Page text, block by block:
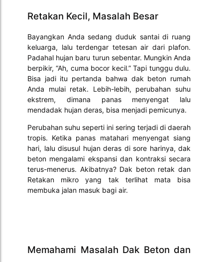
Retakan Kecil, Masalah Besar
Bayangkan Anda sedang duduk santai di ruang
keluarga, lalu terdengar tetesan air dari plafon.
Padahal hujan baru turun sebentar. Mungkin Anda
berpikir, “Ah, cuma bocor kecil.” Tapi tunggu dulu.
Bisa jadi itu pertanda bahwa dak beton rumah
Anda mulai retak. Lebih-lebih, perubahan suhu
ekstrem, dimana panas menyengat lalu
mendadak hujan deras, bisa menjadi pemicunya.
Perubahan suhu seperti ini sering terjadi di daerah
tropis. Ketika panas matahari menyengat siang
hari, lalu disusul hujan deras di sore harinya, dak
beton mengalami ekspansi dan kontraksi secara
terus-menerus. Akibatnya? Dak beton retak dan
Retakan mikro yang tak terlihat mata bisa
membuka jalan masuk bagi air.
Memahami Masalah Dak Beton dan